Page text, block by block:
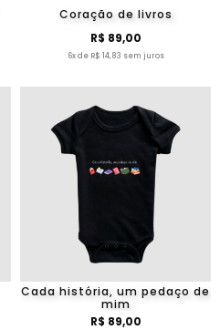
Coração de livros
R$ 89,00
6x de R$ 14,83 sem juros
Cada história, um pedaço de
mim
R$ 89,00